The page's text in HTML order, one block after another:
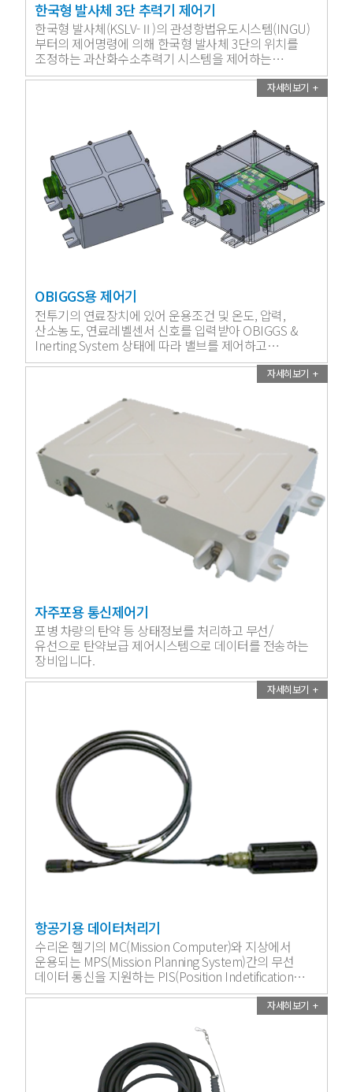
한국형 발사체 3단 추력기 제어기
한국형 발사체(KSLV-Ⅱ)의 관성항법유도시스템(INGU)
부터의 제어명령에 의해 한국형 발사체 3단의 위치를
조정하는 과산화수소추력기 시스템을 제어하는
장치입니다.
자세히보기 +
OBIGGS용 제어기
전투기의 연료장치에 있어 운용조건 및 온도, 압력,
산소농도, 연료레벨센서 신호를 입력받아 OBIGGS &
Inerting System 상태에 따라 밸브를 제어하고
상태정보를 체계장비로 전송하는 제어기입니다.
자세히보기 +
자주포용 통신제어기
포병 차량의 탄약 등 상태정보를 처리하고 무선/
유선으로 탄약보급 제어시스템으로 데이터를 전송하는
장비입니다.
자세히보기 +
항공기용 데이터처리기
수리온 헬기의 MC(Mission Computer)와 지상에서
운용되는 MPS(Mission Planning System)간의 무선
데이터 통신을 지원하는 PIS(Position Indetification
System) 연동장비입니다.
자세히보기 +